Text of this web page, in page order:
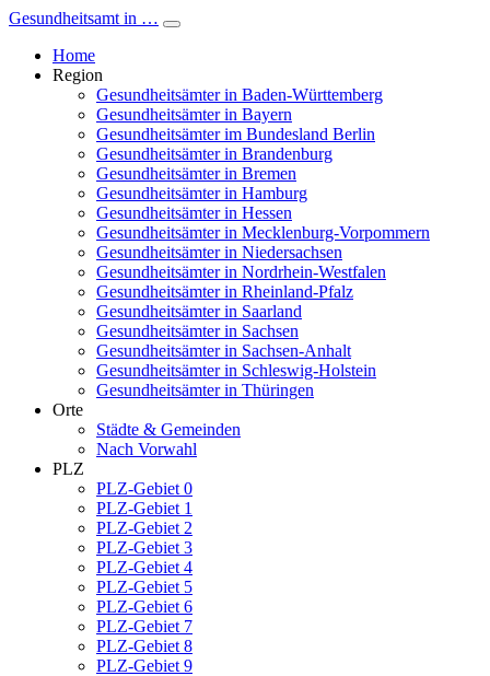
Gesundheitsamt in …
Home
Region
Gesundheitsämter in Baden-Württemberg
Gesundheitsämter in Bayern
Gesundheitsämter im Bundesland Berlin
Gesundheitsämter in Brandenburg
Gesundheitsämter in Bremen
Gesundheitsämter in Hamburg
Gesundheitsämter in Hessen
Gesundheitsämter in Mecklenburg-Vorpommern
Gesundheitsämter in Niedersachsen
Gesundheitsämter in Nordrhein-Westfalen
Gesundheitsämter in Rheinland-Pfalz
Gesundheitsämter in Saarland
Gesundheitsämter in Sachsen
Gesundheitsämter in Sachsen-Anhalt
Gesundheitsämter in Schleswig-Holstein
Gesundheitsämter in Thüringen
Orte
Städte & Gemeinden
Nach Vorwahl
PLZ
PLZ-Gebiet 0
PLZ-Gebiet 1
PLZ-Gebiet 2
PLZ-Gebiet 3
PLZ-Gebiet 4
PLZ-Gebiet 5
PLZ-Gebiet 6
PLZ-Gebiet 7
PLZ-Gebiet 8
PLZ-Gebiet 9